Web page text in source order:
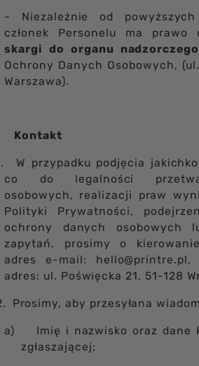
- Niezależnie od
członek Personelu ma prawo
skargi do organu nadzorczego
Ochrony Danych Osobowych,
Warszawa).
Kontakt
W przypadku podjęcia
co do legalności
osobowych, realizacji praw
Polityki Prywatności,
ochrony danych osobowych
zapytań, prosimy o
adres e-mail:
adres: ul. Poświęcka 21, 51-128
Prosimy, aby przesyłana
a)
Imię i nazwisko oraz dane
zgłaszającej;